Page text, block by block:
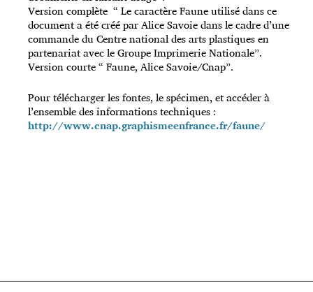
Version complète “ Le caractère Faune utilisé dans ce
document a été créé par Alice Savoie dans le cadre d’une
commande du Centre national des arts plastiques en
partenariat avec le Groupe Imprimerie Nationale”.
Version courte “ Faune, Alice Savoie/Cnap”.
Pour télécharger les fontes, le spécimen, et accéder à
l’ensemble des informations techniques :
http://www.cnap.graphismeenfrance.fr/faune/